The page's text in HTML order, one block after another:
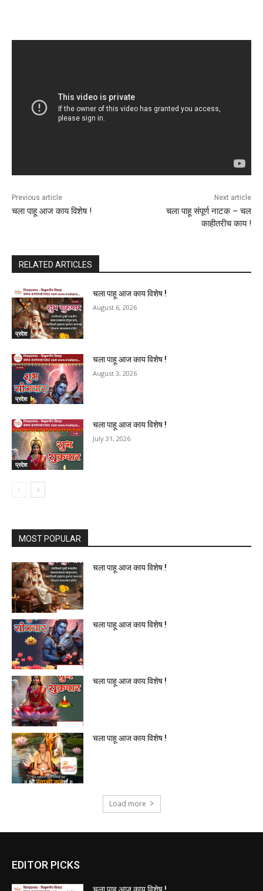
Previous article
चला पाहू आज काय विशेष !
Next article
चला पाहू संपूर्ण नाटक – चल
काहीतरीच काय !
RELATED ARTICLES
प्रदेश
चला पाहू आज काय विशेष !
August 6, 2026
प्रदेश
चला पाहू आज काय विशेष !
August 3, 2026
प्रदेश
चला पाहू आज काय विशेष !
July 31, 2026
MOST POPULAR
चला पाहू आज काय विशेष !
चला पाहू आज काय विशेष !
चला पाहू आज काय विशेष !
चला पाहू आज काय विशेष !
Load more
EDITOR PICKS
चला पाहू आज काय विशेष !